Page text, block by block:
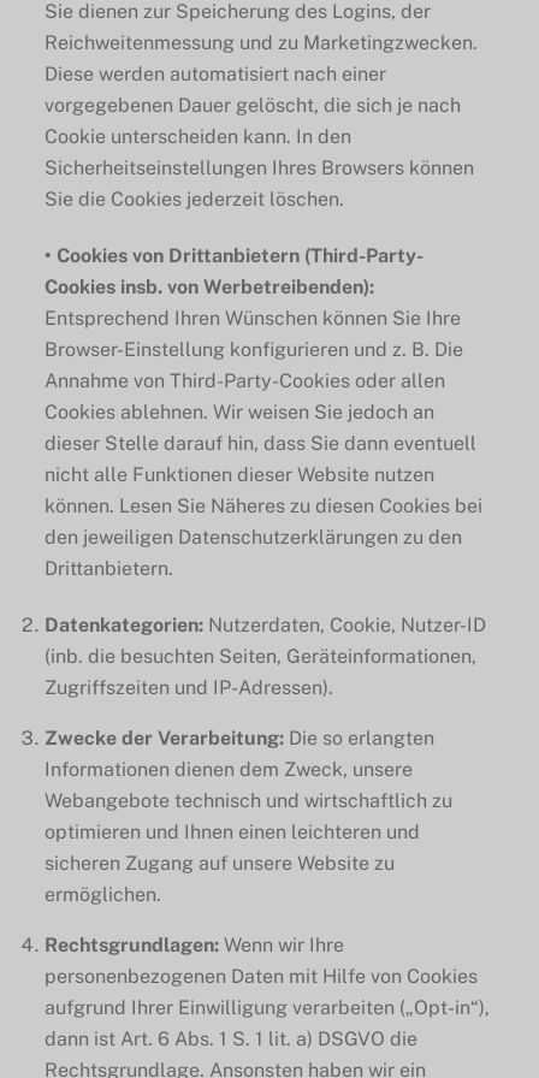
Sie dienen zur Speicherung des Logins, der
Reichweitenmessung und zu Marketingzwecken.
Diese werden automatisiert nach einer
vorgegebenen Dauer gelöscht, die sich je nach
Cookie unterscheiden kann. In den
Sicherheitseinstellungen Ihres Browsers können
Sie die Cookies jederzeit löschen.
• Cookies von Drittanbietern (Third-Party-
Cookies insb. von Werbetreibenden):
Entsprechend Ihren Wünschen können Sie Ihre
Browser-Einstellung konfigurieren und z. B. Die
Annahme von Third-Party-Cookies oder allen
Cookies ablehnen. Wir weisen Sie jedoch an
dieser Stelle darauf hin, dass Sie dann eventuell
nicht alle Funktionen dieser Website nutzen
können. Lesen Sie Näheres zu diesen Cookies bei
den jeweiligen Datenschutzerklärungen zu den
Drittanbietern.
Datenkategorien: Nutzerdaten, Cookie, Nutzer-ID
(inb. die besuchten Seiten, Geräteinformationen,
Zugriffszeiten und IP-Adressen).
Zwecke der Verarbeitung: Die so erlangten
Informationen dienen dem Zweck, unsere
Webangebote technisch und wirtschaftlich zu
optimieren und Ihnen einen leichteren und
sicheren Zugang auf unsere Website zu
ermöglichen.
Rechtsgrundlagen: Wenn wir Ihre
personenbezogenen Daten mit Hilfe von Cookies
aufgrund Ihrer Einwilligung verarbeiten („Opt-in“),
dann ist Art. 6 Abs. 1 S. 1 lit. a) DSGVO die
Rechtsgrundlage. Ansonsten haben wir ein